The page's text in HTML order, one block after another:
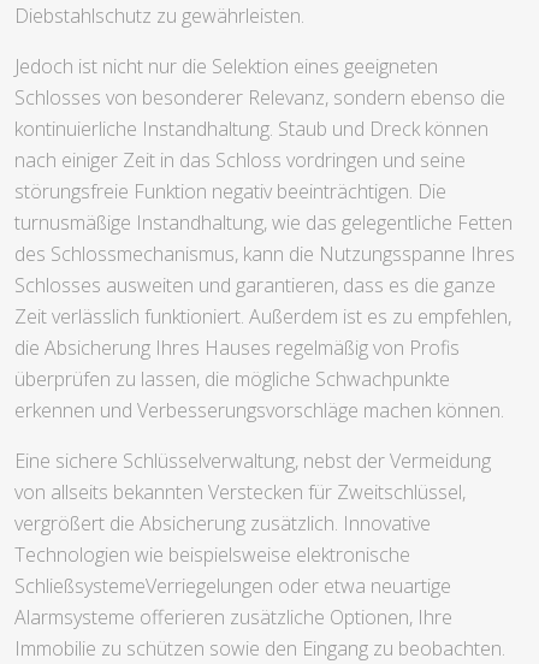
Diebstahlschutz zu gewährleisten.
Jedoch ist nicht nur die Selektion eines geeigneten
Schlosses von besonderer Relevanz, sondern ebenso die
kontinuierliche Instandhaltung. Staub und Dreck können
nach einiger Zeit in das Schloss vordringen und seine
störungsfreie Funktion negativ beeinträchtigen. Die
turnusmäßige Instandhaltung, wie das gelegentliche Fetten
des Schlossmechanismus, kann die Nutzungsspanne Ihres
Schlosses ausweiten und garantieren, dass es die ganze
Zeit verlässlich funktioniert. Außerdem ist es zu empfehlen,
die Absicherung Ihres Hauses regelmäßig von Profis
überprüfen zu lassen, die mögliche Schwachpunkte
erkennen und Verbesserungsvorschläge machen können.
Eine sichere Schlüsselverwaltung, nebst der Vermeidung
von allseits bekannten Verstecken für Zweitschlüssel,
vergrößert die Absicherung zusätzlich. Innovative
Technologien wie beispielsweise elektronische
SchließsystemeVerriegelungen oder etwa neuartige
Alarmsysteme offerieren zusätzliche Optionen, Ihre
Immobilie zu schützen sowie den Eingang zu beobachten.